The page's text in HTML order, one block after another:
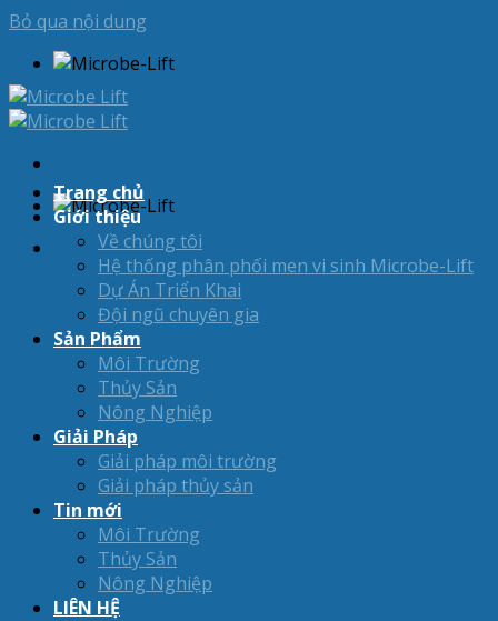
Bỏ qua nội dung
Trang chủ
Giới thiệu
Về chúng tôi
Hệ thống phân phối men vi sinh Microbe-Lift
Dự Án Triển Khai
Đội ngũ chuyên gia
Sản Phẩm
Môi Trường
Thủy Sản
Nông Nghiệp
Giải Pháp
Giải pháp môi trường
Giải pháp thủy sản
Tin mới
Môi Trường
Thủy Sản
Nông Nghiệp
LIÊN HỆ